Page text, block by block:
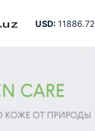
USD:11886.72